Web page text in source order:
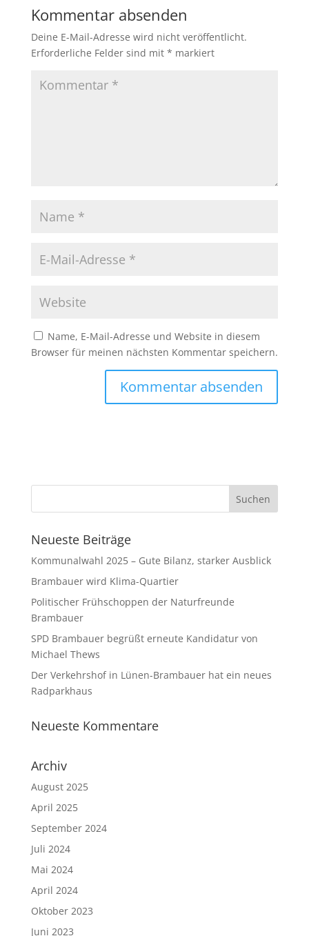
Kommentar absenden
Deine E-Mail-Adresse wird nicht veröffentlicht.
Erforderliche Felder sind mit * markiert
Name, E-Mail-Adresse und Website in diesem
Browser für meinen nächsten Kommentar speichern.
Neueste Beiträge
Kommunalwahl 2025 – Gute Bilanz, starker Ausblick
Brambauer wird Klima-Quartier
Politischer Frühschoppen der Naturfreunde
Brambauer
SPD Brambauer begrüßt erneute Kandidatur von
Michael Thews
Der Verkehrshof in Lünen-Brambauer hat ein neues
Radparkhaus
Neueste Kommentare
Archiv
August 2025
April 2025
September 2024
Juli 2024
Mai 2024
April 2024
Oktober 2023
Juni 2023